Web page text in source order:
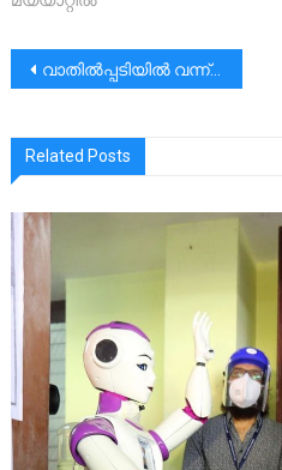
പോസ്റ്റുകളിലൂടെ
വാതിൽപ്പടിയിൽ വന്ന് വീട്ടുമാലിന്യം ശേഖരിച്ചു മടങ്ങുന്ന ഹരിത കർമ സേനാംഗം, എസ്.ധനുജകുമാരിയുടെ ജീവിതം കേരളത്തിലെ 2 സർവകലാശാലകളിൽ പഠിക്കാനുണ്ടെന്ന വിവരം ഏറെ പേർക്കുമറിയില്ല.
Related Posts